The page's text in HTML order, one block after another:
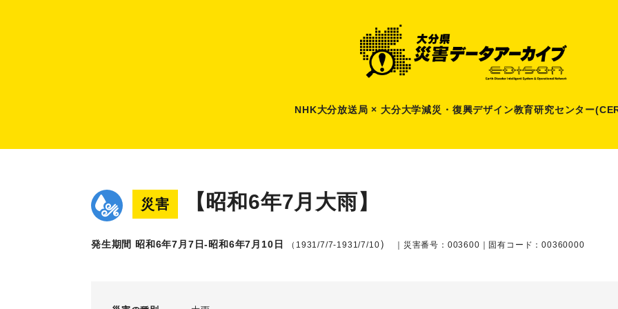
NHK大分放送局 × 大分大学減災 ・ 復興デザイン教育研究センター
災害 【昭和6年7月大雨】
発生期間 昭和6年7月7日-昭和6年7月10日 （1931/7/7-1931/7/10） ｜災害番号：003600｜固有コード：00360000